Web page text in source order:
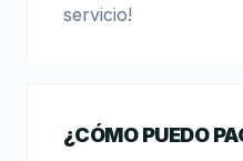
servicio!
¿CÓMO PUEDO